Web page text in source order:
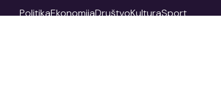
PolitikaEkonomijaDruštvoKulturaSport